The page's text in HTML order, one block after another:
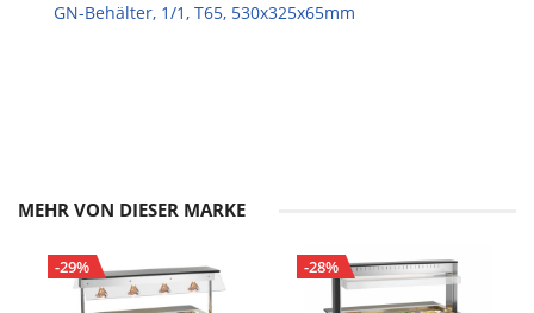
GN-Behälter, 1/1, T65, 530x325x65mm
MEHR VON DIESER MARKE
-29% -28%